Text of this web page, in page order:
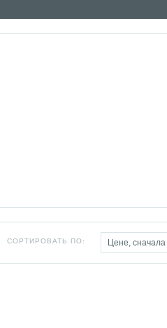
СОРТИРОВАТЬ ПО: Цене,